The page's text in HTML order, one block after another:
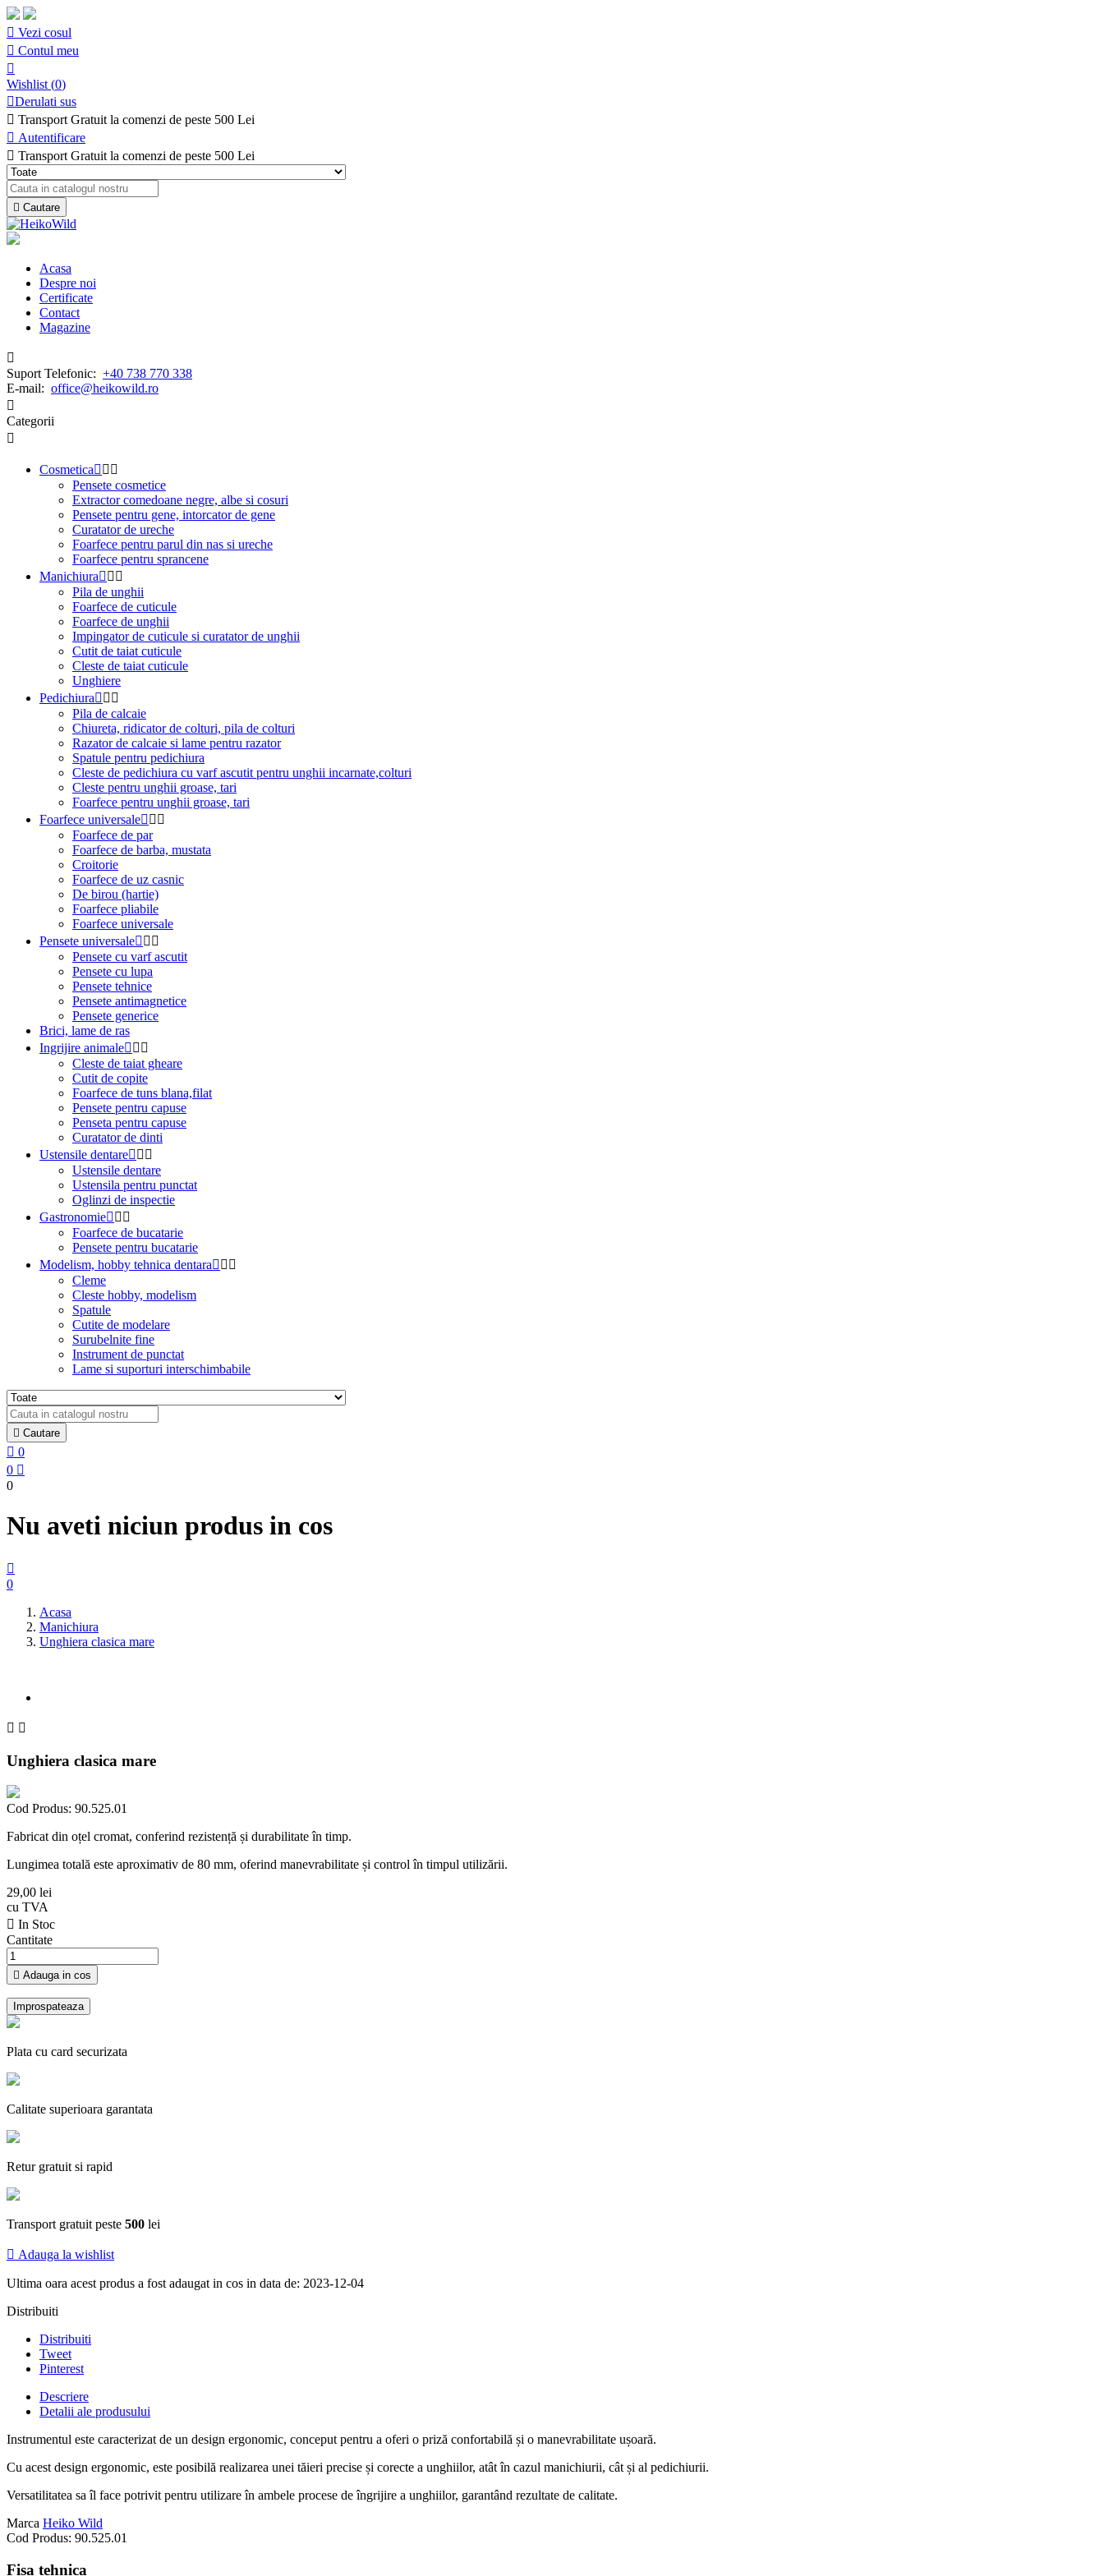
 Vezi cosul
 Contul meu

Wishlist (0)
Derulati sus
 Transport Gratuit la comenzi de peste 500 Lei
 Autentificare
 Transport Gratuit la comenzi de peste 500 Lei
 Cautare
Acasa
Despre noi
Certificate
Contact
Magazine

Suport Telefonic: +40 738 770 338
E-mail: office@heikowild.ro

Categorii

Cosmetica  
Pensete cosmetice
Extractor comedoane negre, albe si cosuri
Pensete pentru gene, intorcator de gene
Curatator de ureche
Foarfece pentru parul din nas si ureche
Foarfece pentru sprancene
Manichiura  
Pila de unghii
Foarfece de cuticule
Foarfece de unghii
Impingator de cuticule si curatator de unghii
Cutit de taiat cuticule
Cleste de taiat cuticule
Unghiere
Pedichiura  
Pila de calcaie
Chiureta, ridicator de colturi, pila de colturi
Razator de calcaie si lame pentru razator
Spatule pentru pedichiura
Cleste de pedichiura cu varf ascutit pentru unghii incarnate,colturi
Cleste pentru unghii groase, tari
Foarfece pentru unghii groase, tari
Foarfece universale  
Foarfece de par
Foarfece de barba, mustata
Croitorie
Foarfece de uz casnic
De birou (hartie)
Foarfece pliabile
Foarfece universale
Pensete universale  
Pensete cu varf ascutit
Pensete cu lupa
Pensete tehnice
Pensete antimagnetice
Pensete generice
Brici, lame de ras
Ingrijire animale  
Cleste de taiat gheare
Cutit de copite
Foarfece de tuns blana,filat
Pensete pentru capuse
Penseta pentru capuse
Curatator de dinti
Ustensile dentare  
Ustensile dentare
Ustensila pentru punctat
Oglinzi de inspectie
Gastronomie  
Foarfece de bucatarie
Pensete pentru bucatarie
Modelism, hobby tehnica dentara  
Cleme
Cleste hobby, modelism
Spatule
Cutite de modelare
Surubelnite fine
Instrument de punctat
Lame si suporturi interschimbabile
 Cautare
 0
0 
0
Nu aveti niciun produs in cos

0
Acasa
Manichiura
Unghiera clasica mare
 
Unghiera clasica mare
Cod Produs: 90.525.01
Fabricat din oțel cromat, conferind rezistență și durabilitate în timp.
Lungimea totală este aproximativ de 80 mm, oferind manevrabilitate și control în timpul utilizării.
29,00 lei
cu TVA
 In Stoc
Cantitate
 Adauga in cos
Plata cu card securizata
Calitate superioara garantata
Retur gratuit si rapid
Transport gratuit peste 500 lei
 Adauga la wishlist
Ultima oara acest produs a fost adaugat in cos in data de: 2023-12-04
Distribuiti
Distribuiti
Tweet
Pinterest
Descriere
Detalii ale produsului
Instrumentul este caracterizat de un design ergonomic, conceput pentru a oferi o priză confortabilă și o manevrabilitate ușoară.
Cu acest design ergonomic, este posibilă realizarea unei tăieri precise și corecte a unghiilor, atât în cazul manichiurii, cât și al pedichiurii.
Versatilitatea sa îl face potrivit pentru utilizare în ambele procese de îngrijire a unghiilor, garantând rezultate de calitate.
Marca Heiko Wild
Cod Produs: 90.525.01
Fisa tehnica